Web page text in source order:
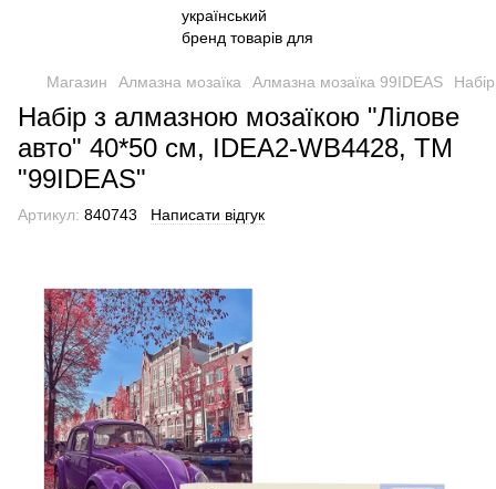
Магазин Алмазна мозаїка Алмазна мозаїка 99IDEAS
Набір з алмазною мозаїкою "Лілове
авто" 40*50 см, IDEA2-WB4428, ТМ
"99IDEAS"
Артикул: 840743 Написати відгук